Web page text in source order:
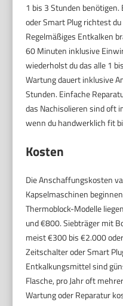
1 bis 3 Stunden
oder Smart Plug richtest
Regelmäßiges Entkalken
60 Minuten inklusive
wiederholst du das alle 1
Wartung dauert inklusive
Stunden. Einfache
das Nachisolieren sind oft
wenn du handwerklich fit
Kosten
Die Anschaffungskosten
Kapselmaschinen
Thermoblock-Modelle
und €800. Siebträger mit
meist €300 bis €2.000
Zeitschalter oder Smart
Entkalkungsmittel sind
Flasche, pro Jahr oft
Wartung oder Reparatur